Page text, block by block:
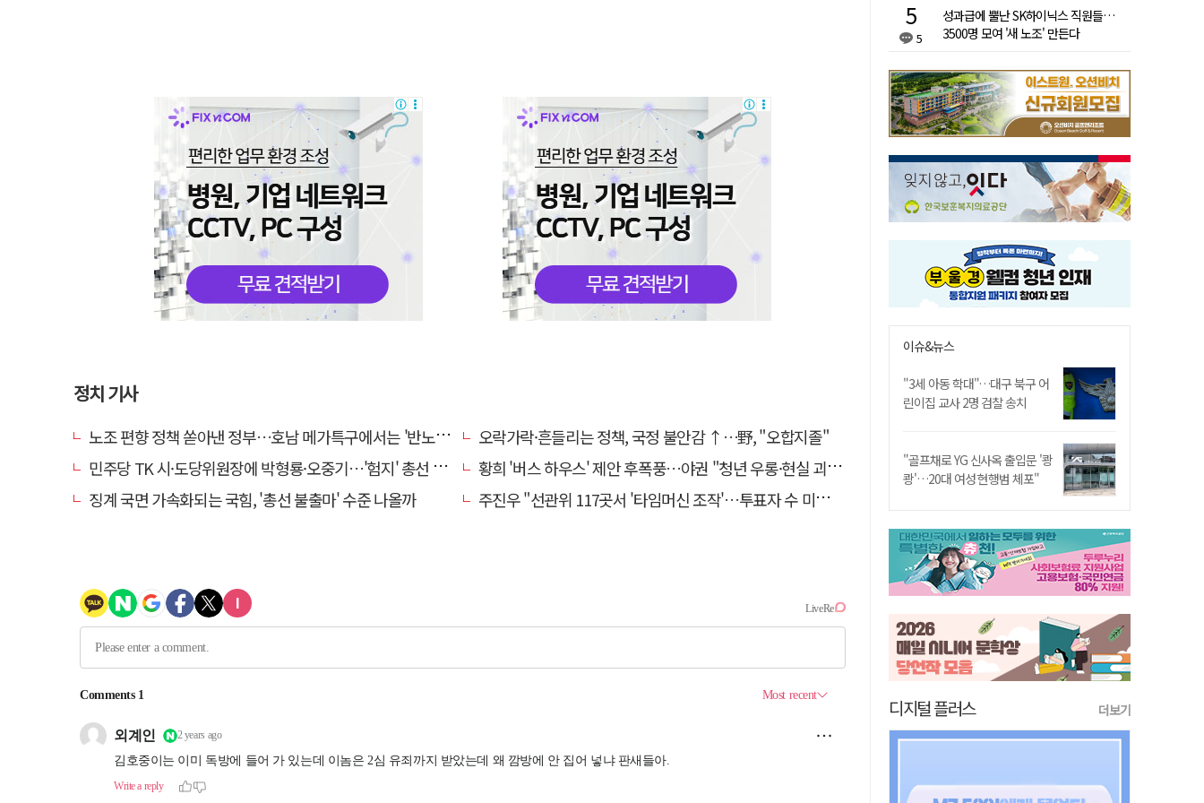
정치 기사
노조 편향 정책 쏟아낸 정부…호남 메가특구에서는 '반노조'?
오락가락·흔들리는 정책, 국정 불안감 ↑…野, "오합지졸"
민주당 TK 시·도당위원장에 박형룡·오중기…'험지' 총선 이끈다
황희 '버스 하우스' 제안 후폭풍…야권 "청년 우롱·현실 괴리" 총공세
징계 국면 가속화되는 국힘, '총선 불출마' 수준 나올까
주진우 "선관위 117곳서 '타임머신 조작'…투표자 수 미리 입력"
5
성과급에 뿔난 SK하이닉스 직원들…
3500명 모여 '새 노조' 만든다
이슈&뉴스
"3세 아동 학대"…대구 북구 어
린이집 교사 2명 검찰 송치
"골프채로 YG 신사옥 출입문 '쾅
쾅'…20대 여성 현행범 체포"
디지털 플러스 더보기